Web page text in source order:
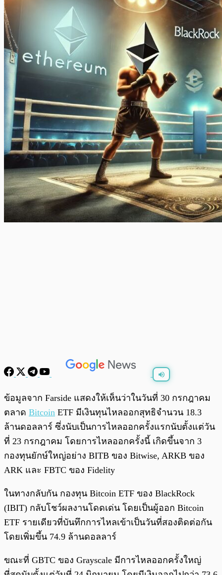
ข้อมูลจาก Farside แสดงให้เห็นว่าในวันที่ 30 กรกฎาคม
ตลาด Bitcoin ETF มีเงินทุนไหลออกสุทธิจำนวน 18.3
ล้านดอลลาร์ ซึ่งนับเป็นการไหลออกครั้งแรกนับตั้งแต่วัน
ที่ 23 กรกฎาคม โดยการไหลออกครั้งนี้ เกิดขึ้นจาก 3
กองทุนยักษ์ใหญ่อย่าง BITB ของ Bitwise, ARKB ของ
ARK และ FBTC ของ Fidelity
ในทางกลับกัน กองทุน Bitcoin ETF ของ BlackRock
(IBIT) กลับโชว์ผลงานโดดเด่น โดยเป็นผู้ออก Bitcoin
ETF รายเดียวที่บันทึกการไหลเข้าเป็นวันที่สองติดต่อกัน
โดยเพิ่มขึ้น 74.9 ล้านดอลลาร์
ขณะที่ GBTC ของ Grayscale มีการไหลออกครั้งใหญ่